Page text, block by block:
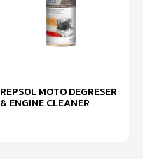
REPSOL MOTO DEGRESER
& ENGINE CLEANER